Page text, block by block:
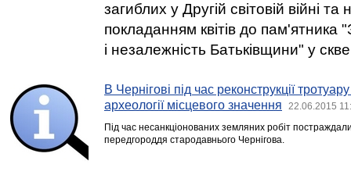
загиблих у Другій світовій війні та
покладанням квітів до пам'ятника
і незалежність Батьківщини" у
В Чернігові під час реконструкції
археології місцевого значення
22.06.2015
Під час несанкціонованих земляних робіт
передгороддя стародавнього Чернігова.